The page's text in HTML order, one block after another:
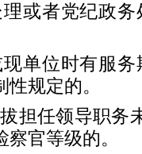
或者党纪政
单位时有服
规定的。
担任领导职务
官等级的。